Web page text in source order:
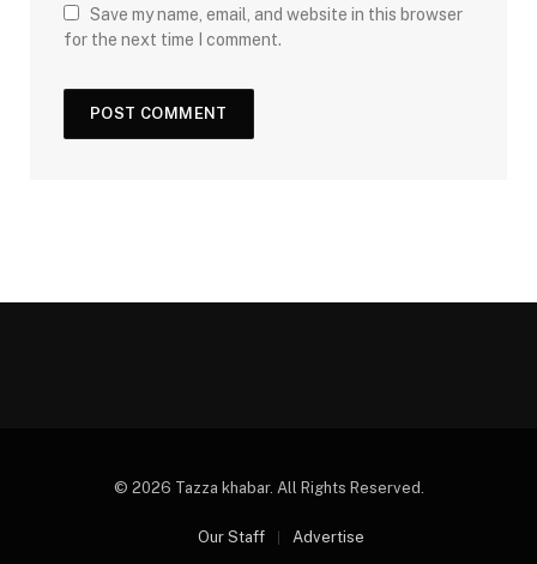
Save my name, email, and website in this browser
for the next time I comment.
© 2026 Tazza khabar. All Rights Reserved.
Our Staff Advertise